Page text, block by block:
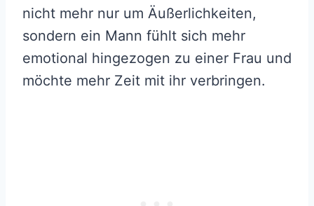
nicht mehr nur um Äußerlichkeiten,
sondern ein Mann fühlt sich mehr
emotional hingezogen zu einer Frau und
möchte mehr Zeit mit ihr verbringen.